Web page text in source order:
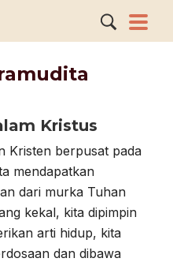
Kristus
Kristen berpusat pada
mendapatkan
dari murka Tuhan
kekal, kita dipimpin
arti hidup, kita
dan dibawa